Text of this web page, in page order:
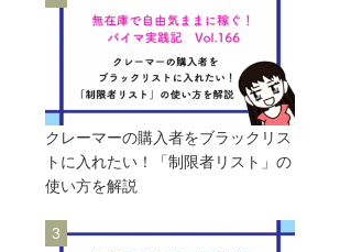
クレーマーの購入者をブラックリス
トに入れたい！「制限者リスト」の
使い方を解説